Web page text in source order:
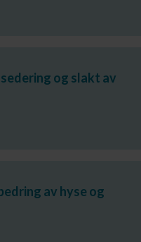
og slakt av
av hyse og